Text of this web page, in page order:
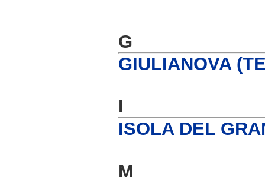
G
GIULIANOVA
I
ISOLA DEL
M